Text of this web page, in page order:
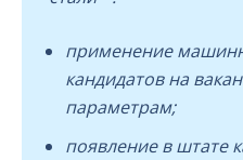
применение
кандидатов на
параметрам;
появление в штате